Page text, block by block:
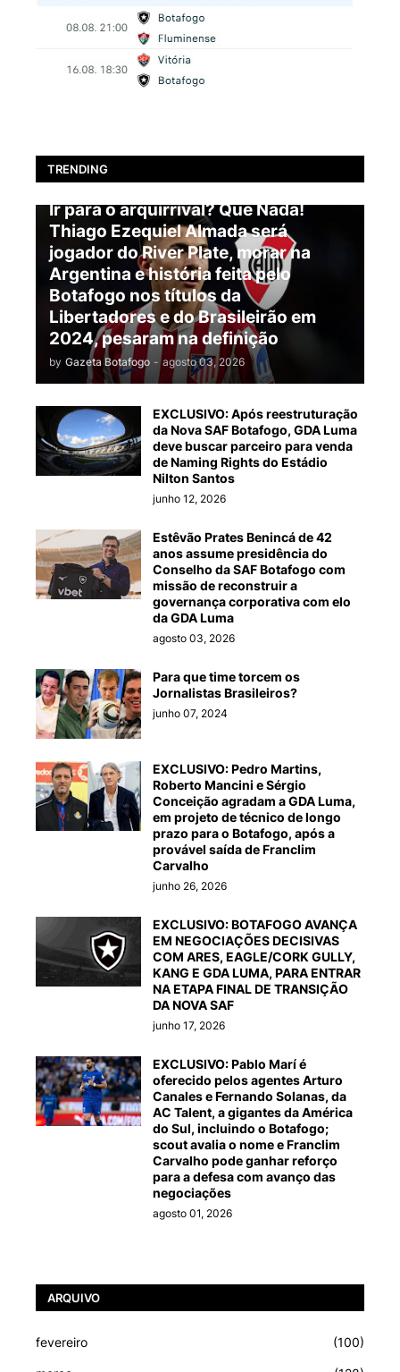
TRENDING
BOTAFOGO
Ir para o arquirrival? Que Nada!
Thiago Ezequiel Almada será
jogador do River Plate, morar na
Argentina e história feita pelo
Botafogo nos títulos da
Libertadores e do Brasileirão em
2024, pesaram na definição
by Gazeta Botafogo - agosto 03, 2026
EXCLUSIVO: Após reestruturação
da Nova SAF Botafogo, GDA Luma
deve buscar parceiro para venda
de Naming Rights do Estádio
Nilton Santos
junho 12, 2026
Estêvão Prates Benincá de 42
anos assume presidência do
Conselho da SAF Botafogo com
missão de reconstruir a
governança corporativa com elo
da GDA Luma
agosto 03, 2026
Para que time torcem os
Jornalistas Brasileiros?
junho 07, 2024
EXCLUSIVO: Pedro Martins,
Roberto Mancini e Sérgio
Conceição agradam a GDA Luma,
em projeto de técnico de longo
prazo para o Botafogo, após a
provável saída de Franclim
Carvalho
junho 26, 2026
EXCLUSIVO: BOTAFOGO AVANÇA
EM NEGOCIAÇÕES DECISIVAS
COM ARES, EAGLE/CORK GULLY,
KANG E GDA LUMA, PARA ENTRAR
NA ETAPA FINAL DE TRANSIÇÃO
DA NOVA SAF
junho 17, 2026
EXCLUSIVO: Pablo Marí é
oferecido pelos agentes Arturo
Canales e Fernando Solanas, da
AC Talent, a gigantes da América
do Sul, incluindo o Botafogo;
scout avalia o nome e Franclim
Carvalho pode ganhar reforço
para a defesa com avanço das
negociações
agosto 01, 2026
ARQUIVO
fevereiro (100)